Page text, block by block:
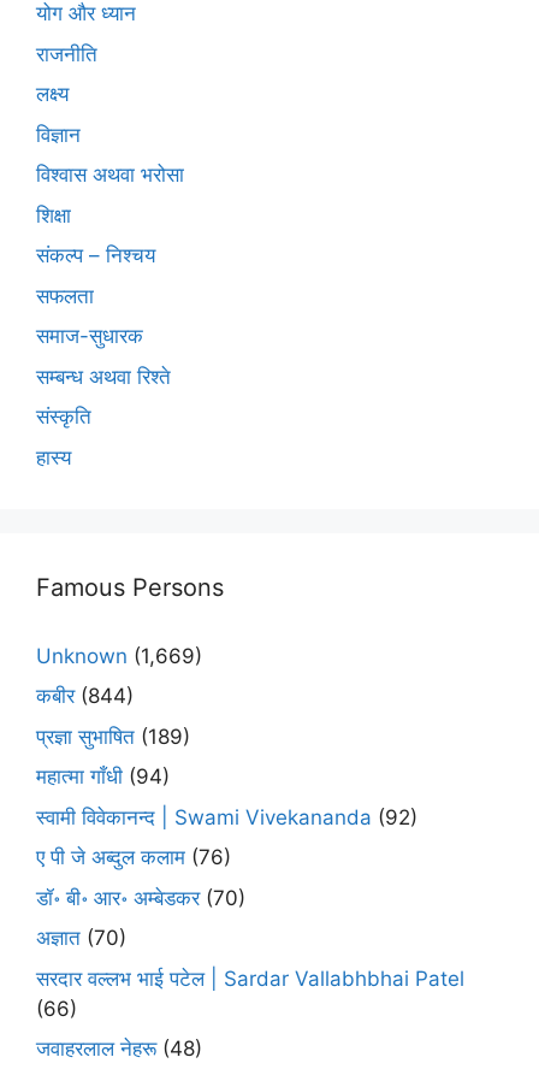
योग और ध्यान
राजनीति
लक्ष्य
विज्ञान
विश्वास अथवा भरोसा
शिक्षा
संकल्प – निश्चय
सफलता
समाज-सुधारक
सम्बन्ध अथवा रिश्ते
संस्कृति
हास्य
Famous Persons
Unknown (1,669)
कबीर(844)
प्रज्ञा सुभाषित (189)
महात्मा गाँधी (94)
स्वामी विवेकानन्द | Swami Vivekananda (92)
ए पी जे अब्दुल कलाम (76)
डॉ॰ बी॰ आर॰ अम्बेडकर(70)
अज्ञात (70)
सरदार वल्लभ भाई पटेल | Sardar Vallabhbhai Patel
(66)
जवाहरलाल नेहरू(48)